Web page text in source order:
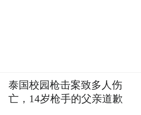
泰国校园枪击案致多人伤
亡，14岁枪手的父亲道歉